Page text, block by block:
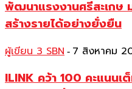
พัฒนาแรงงานศรีสะเกษ
สร้างรายได้อย่างยั่งยืน
ผู้เขียน 3 SBN - 7 สิงหาคม
ILINK คว้า 100 คะแนน